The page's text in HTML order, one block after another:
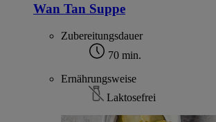
Wan Tan Suppe
Zubereitungsdauer
70 min.
Ernährungsweise
Laktosefrei